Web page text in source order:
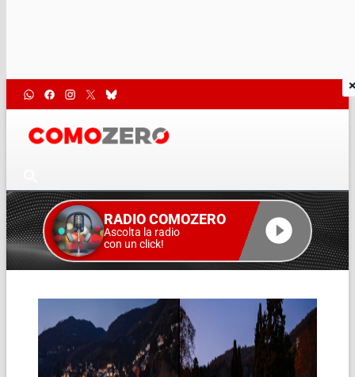
RADIO COMOZERO
Ascolta la radio
con un click!